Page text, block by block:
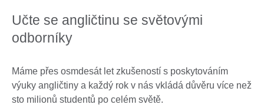
Učte se angličtinu se světovými
odborníky
Máme přes osmdesát let zkušeností s poskytováním
výuky angličtiny a každý rok v nás vkládá důvěru více než
sto milionů studentů po celém světě.